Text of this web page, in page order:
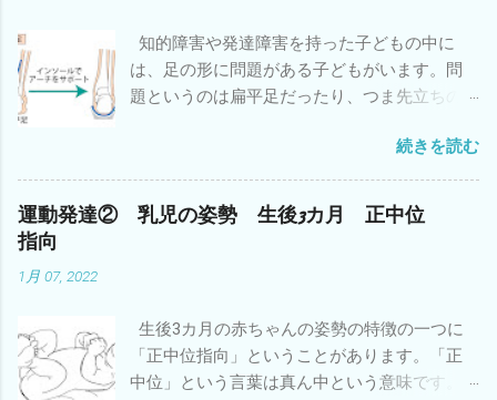
知的障害や発達障害を持った子どもの中に
は、足の形に問題がある子どもがいます。問
題というのは扁平足だったり、つま先立ちの
性やバランスや敏捷性などの運動能力も低い
子どもが多いことはよく知られています。立
ったり歩いたりしている時に地面に接してい
るのは足なので、足が上手く形を変えて地面
やすいということも知っておいてください。
特に小学校・中学校と身体が大きくなると疲
れやすさが増します。足でバランスがとりに
続きを読む
運動発達② 乳児の姿勢 生後3カ月 正中位
指向
1月 07, 2022
生後3カ月の赤ちゃんの姿勢の特徴の一つに
「正中位指向」ということがあります。「正
中位」という言葉は真ん中という意味です。